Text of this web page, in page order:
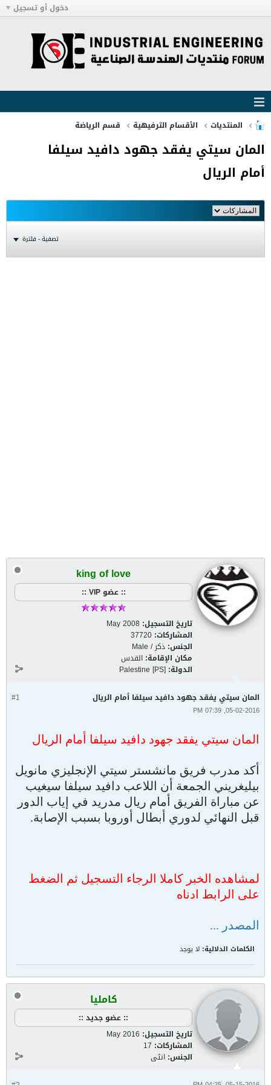
دخول أو تسجيل
المنتديات الأقسام الترفيهية قسم الرياضة
المان سيتي يفقد جهود دافيد سيلفا
أمام الريال
تصفية - فلترة
king of love
:: عضو VIP ::
تاريخ التسجيل: May 2008
المشاركات: 37720
الجنس: ذكر / Male
مكان الإقامة: القدس
الدولة: Palestine [PS]
#1 المان سيتي يفقد جهود دافيد سيلفا أمام الريال
05-02-2016, 07:39 PM
المان سيتي يفقد جهود دافيد سيلفا أمام الريال
أكد مدرب فريق مانشستر سيتي الإنجليزي مانويل
بيليغريني الجمعة أن اللاعب دافيد سيلفا سيغيب
عن مباراة الفريق أمام ريال مدريد في إياب الدور
قبل النهائي لدوري أبطال أوروبا بسبب الإصابة.
لمشاهده الخبر كاملا الرجاء التسجيل ثم الضغط
على الرابط ادناه
المصدر ...
الكلمات الدلالية: لا يوجد
كامليا
:: عضو جديد ::
تاريخ التسجيل: May 2016
المشاركات: 17
الجنس: انثى